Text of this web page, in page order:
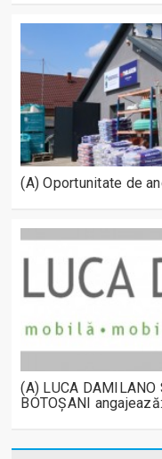
(A) Oportunitate de
(A) LUCA DAMILANO
BOTOȘANI angajează: